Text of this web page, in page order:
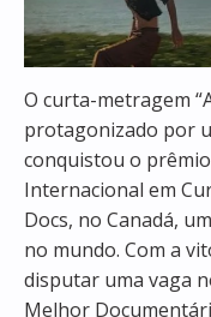
O curta-metragem
protagonizado por
conquistou o
Internacional em
Docs, no Canadá,
no mundo. Com a
disputar uma vaga
Melhor